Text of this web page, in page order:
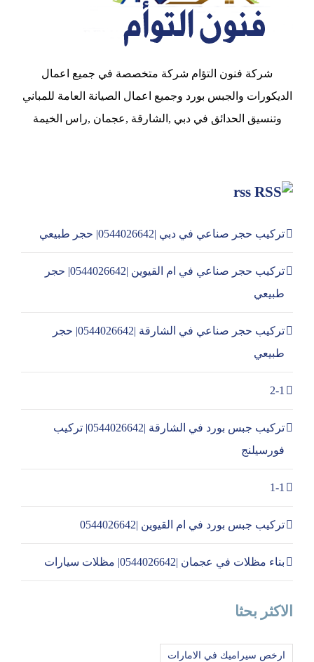
شركة فنون التؤام شركة متخصصة في جميع اعمال
الديكورات والجبس بورد وجميع اعمال الصيانة العامة للمباني
وتنسيق الحدائق في دبي ,الشارقة ,عجمان ,راس الخيمة
rss
تركيب حجر صناعي في دبي |0544026642| حجر طبيعي
تركيب حجر صناعي في ام القيوين |0544026642| حجر
طبيعي
تركيب حجر صناعي في الشارقة |0544026642| حجر
طبيعي
2-1
تركيب جبس بورد في الشارقة |0544026642| تركيب
فورسيلنج
1-1
تركيب جبس بورد في ام القيوين |0544026642
بناء مظلات في عجمان |0544026642| مظلات سيارات
الاكثر بحثا
ارخص سيراميك في الامارات